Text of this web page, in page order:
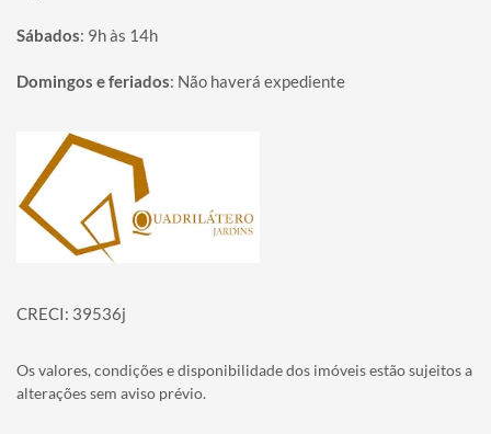
Sábados: 9h às 14h
Domingos e feriados: Não haverá expediente
Página inicial
CRECI: 39536j
Os valores, condições e disponibilidade dos imóveis estão sujeitos a
alterações sem aviso prévio.